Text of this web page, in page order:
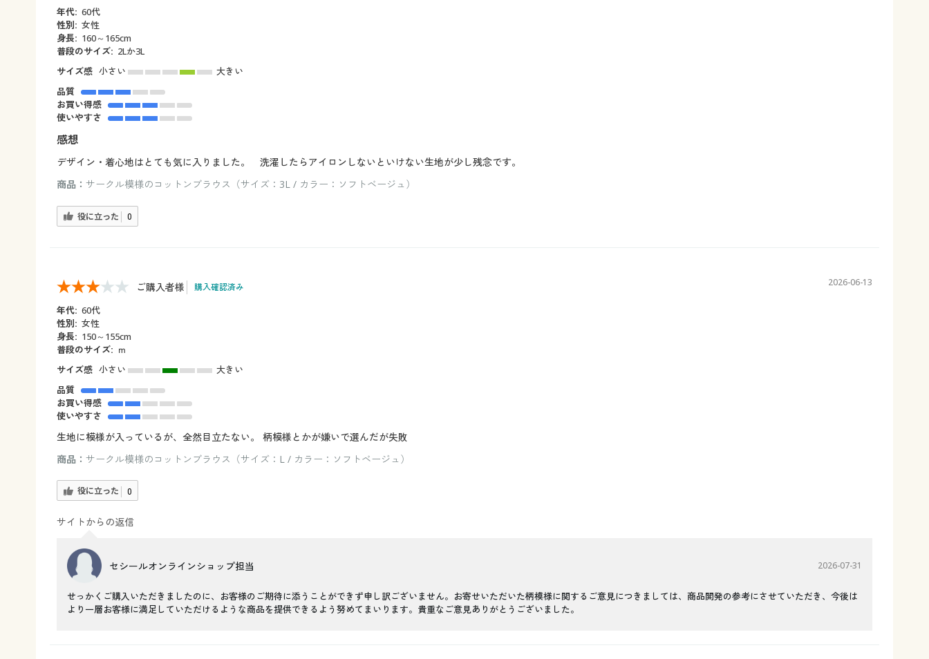
年代: 60代
性別: 女性
身長: 160～165cm
普段のサイズ: 2Lか3L
サイズ感 小さい
大きい
品質
お買い得感
使いやすさ
感想
デザイン・着心地はとても気に入りました。 洗濯したらアイロンしないといけない生地が少し残念です。
商品： サークル模様のコットンブラウス（サイズ：3L / カラー：ソフトベージュ）
役に立った 0
ご購入者様 購入確認済み 2026-06-13
年代: 60代
性別: 女性
身長: 150～155cm
普段のサイズ: ｍ
サイズ感 小さい
大きい
品質
お買い得感
使いやすさ
生地に模様が入っているが、全然目立たない。 柄模様とかが嫌いで選んだが失敗
商品： サークル模様のコットンブラウス（サイズ：L / カラー：ソフトベージュ）
役に立った 0
サイトからの返信
セシールオンラインショップ担当 2026-07-31
せっかくご購入いただきましたのに、お客様のご期待に添うことができず申し訳ございません。お寄せいただいた柄模様に関するご意見につきましては、商品開発の参考にさせていただき、今後は
より一層お客様に満足していただけるような商品を提供できるよう努めてまいります。貴重なご意見ありがとうございました。